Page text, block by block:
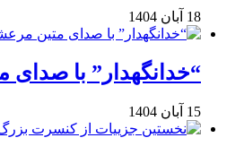
18 آبان 1404
“خدانگهدار” با
15 آبان 1404